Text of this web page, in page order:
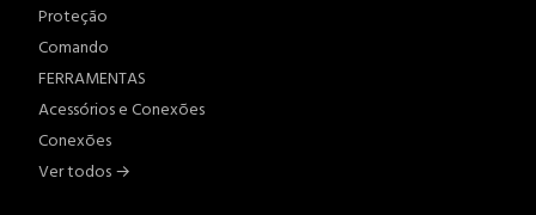
Proteção
Comando
FERRAMENTAS
Acessórios e Conexões
Conexões
Ver todos →